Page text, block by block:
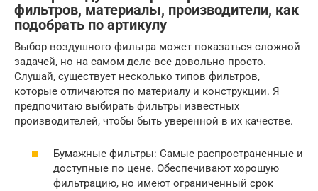
фильтров, материалы, производители, как
подобрать по артикулу
Выбор воздушного фильтра может показаться сложной
задачей, но на самом деле все довольно просто.
Слушай, существует несколько типов фильтров,
которые отличаются по материалу и конструкции. Я
предпочитаю выбирать фильтры известных
производителей, чтобы быть уверенной в их качестве.
Бумажные фильтры: Самые распространенные и
доступные по цене. Обеспечивают хорошую
фильтрацию, но имеют ограниченный срок